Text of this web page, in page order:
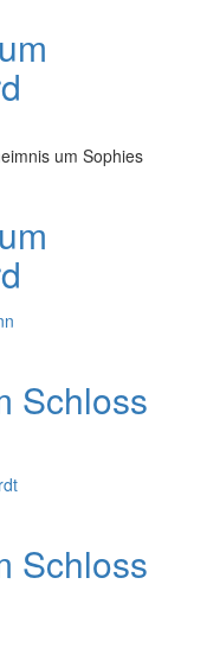
um Sophies
Schloss
Schloss